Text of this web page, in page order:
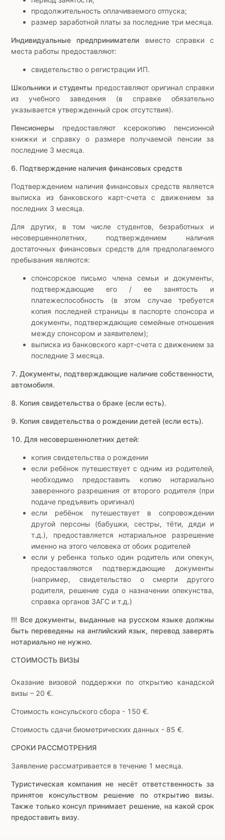
продолжительность оплачиваемого отпуска;
размер заработной платы за последние три месяца.
Индивидуальные предприниматели вместо справки с
места работы предоставляют:
свидетельство о регистрации ИП.
Школьники и студенты предоставляют оригинал справки
из учебного заведения (в справке обязательно
указывается утвержденный срок отсутствия).
Пенсионеры предоставляют ксерокопию пенсионной
книжки и справку о размере получаемой пенсии за
последние 3 месяца.
6. Подтверждение наличия финансовых средств
Подтверждением наличия финансовых средств является
выписка из банковского карт-счета с движением за
последних 3 месяца.
Для других, в том числе студентов, безработных и
несовершеннолетних, подтверждением наличия
достаточных финансовых средств для предполагаемого
пребывания являются:
спонсорское письмо члена семьи и документы,
подтверждающие его / ее занятость и
платежеспособность (в этом случае требуется
копия последней страницы в паспорте спонсора и
документы, подтверждающие семейные отношения
между спонсором и заявителем);
выписка из банковского карт-счета с движением за
последние 3 месяца.
7. Документы, подтверждающие наличие собственности,
автомобиля.
8. Копия свидетельства о браке (если есть).
9. Копия свидетельства о рождении детей (если есть).
10. Для несовершеннолетних детей:
копия свидетельства о рождении
если ребёнок путешествует с одним из родителей,
необходимо предоставить копию нотариально
заверенного разрешения от второго родителя (при
подаче предъявить оригинал)
если ребёнок путешествует в сопровождении
другой персоны (бабушки, сестры, тёти, дяди и
т.д.), предоставляется нотариальное разрешение
именно на этого человека от обоих родителей
если у ребенка только один родитель или опекун,
предоставляются подтверждающие документы
(например, свидетельство о смерти другого
родителя, решение суда о назначении опекунства,
справка органов ЗАГС и т.д.)
!!! Все документы, выданные на русском языке должны
быть переведены на английский язык, перевод заверять
нотариально не нужно.
СТОИМОСТЬ ВИЗЫ
Оказание визовой поддержки по открытию канадской
визы – 20 €.
Стоимость консульского сбора - 150 €.
Стоимость сдачи биометрических данных - 85 €.
СРОКИ РАССМОТРЕНИЯ
Заявление рассматривается в течение 1 месяца.
Туристическая компания не несёт ответственность за
принятое консульством решение по открытию визы.
Также только консул принимает решение, на какой срок
предоставить визу.